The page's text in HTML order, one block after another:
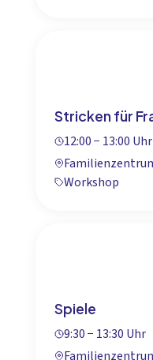
Stricken für
12:00 − 13:00 Uhr
Workshop
Spiele
9:30 − 13:30 Uhr